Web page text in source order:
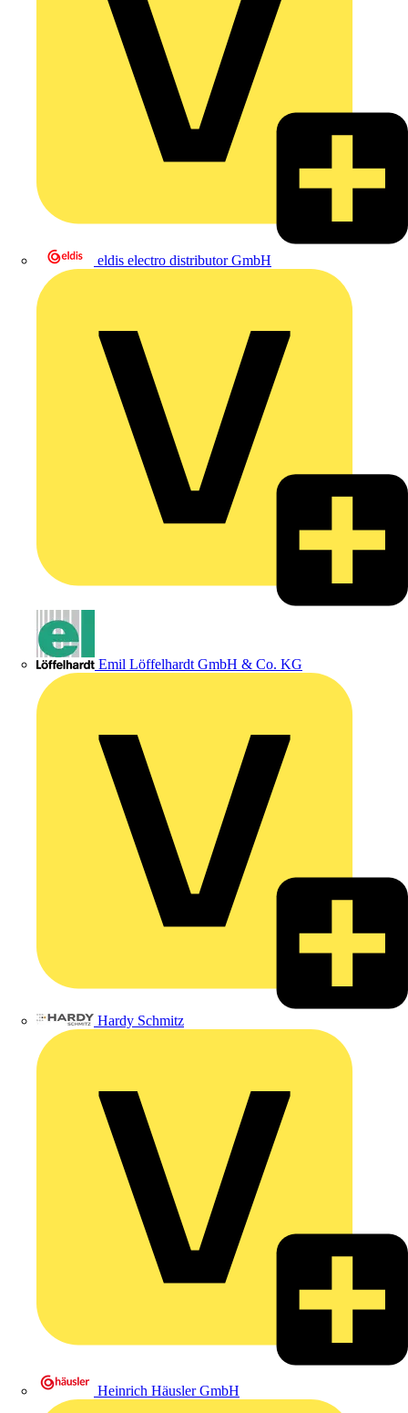
eldis electro distributor GmbH
Emil Löffelhardt GmbH & Co. KG
Hardy Schmitz
Heinrich Häusler GmbH